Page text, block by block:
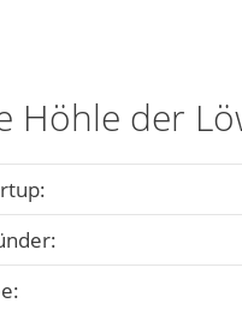
Höhle der